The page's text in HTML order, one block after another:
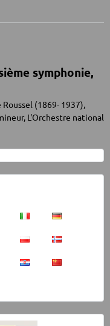
symphonie,
(1869- 1937),
L'Orchestre national